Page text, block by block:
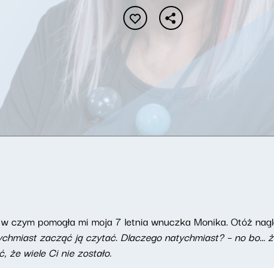
czym pomogła mi moja 7 letnia wnuczka Monika. Otóż
zacząć ją czytać. Dlaczego natychmiast? – no
że wiele Ci nie zostało.